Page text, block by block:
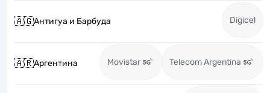
🇦🇬Антигуа и Барбуда Digicel
🇦🇷Аргентина Movistar Telecom Argentina